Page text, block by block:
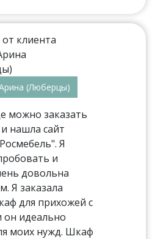
(Люберцы)
можно заказать
нашла сайт
Я
и
довольна
Я заказала
для прихожей с
он идеально
моих нужд. Шкаф